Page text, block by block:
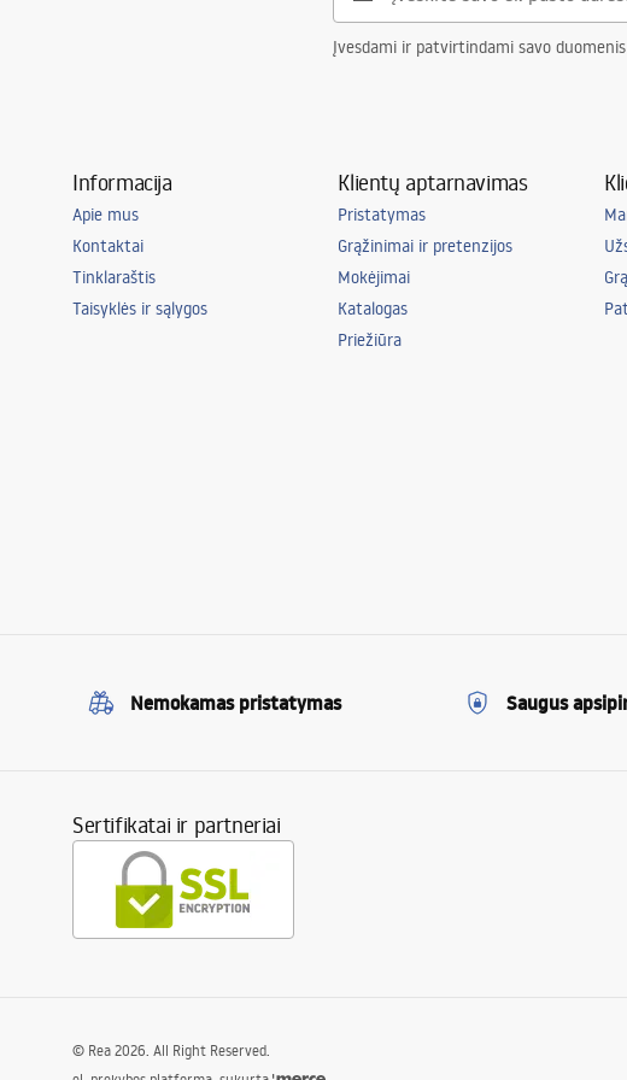
Integruotas LED šaltinis
Sandarumo klasė
IP20
Kambarys
biuras, valgomasis,
Svetainė, miegamasis,
Papildomos funkcijos
Įvesdami ir patvirtindami savo
Informacija
Apie mus
Kontaktai
Tinklaraštis
Taisyklės ir sąlygos
Klientų aptarnavimas
Pristatymas
Grąžinimai ir pretenzijos
Mokėjimai
Katalogas
Priežiūra
Nemokamas pristatymas Saugus
Sertifikatai ir partneriai
© Rea 2026. All Right Reserved.